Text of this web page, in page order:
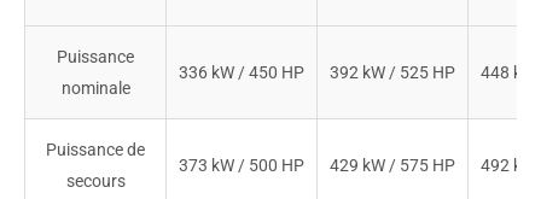
Puissance
nominale
336 kW / 450 HP 392 kW / 525 HP 448
Puissance de
secours
373 kW / 500 HP 429 kW / 575 HP 492